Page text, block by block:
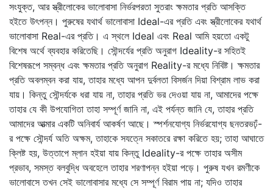
সংযুক্ত, আর স্ত্রীলোকের ভালোবাসা নির্ভরপরতা সুতরাং ক্ষমতার প্রতি আসক্তি
হইতে উৎপন্ন। পুরুষের যথার্থ ভালোবাসা Ideal-এর প্রতি এবং স্ত্রীলোকের যথার্থ
ভালোবাসা Real-এর প্রতি। এ স্থলে Ideal এবং Real আমি হয়তো একটু
বিশেষ অর্থে ব্যবহার করিতেছি। সৌন্দর্যের প্রতি অনুরাগ Ideality-র সহিতই
বিশেষরূপে সম্বন্ধ এবং ক্ষমতার প্রতি অনুরাগ Reality-র মধ্যে নিবিষ্ট। ক্ষমতার
প্রতি অবলম্বন করা যায়, তাহার মধ্যে আপন দুর্বলতা বিসর্জন দিয়া বিশ্রাম লাভ করা
যায়। কিন্তু সৌন্দর্যকে ধরা যায় না, তাহার প্রতি ভর দেওয়া যায় না, আমাদের পক্ষে
তাহার যে কী উপযোগিতা তাহা সম্পূর্ণ জানি না, এই পর্যন্ত জানি যে, তাহার প্রতি
আমাদের আত্মার একটি অনিবার্য আকর্ষণ আছে। স্পর্শনযোগ্য নির্ভরযোগ্য ছনতরভঢ়ঁ-
র পক্ষে সৌন্দর্য অতি অক্ষম, তাহাকে সযত্নে সকাতরে রক্ষা করিতে হয়; তাহা আঘাতে
ক্লিষ্ট হয়, উত্তাপে ম্লান হইয়া যায় কিন্তু Ideality-র পক্ষে তাহার অসীম
প্রভাব, সমস্ত বলবুদ্ধি অবহেলে তাহার শরণাপন্ন হইয়া পড়ে। পুরুষ যখন রমণীকে
ভালোবাসে তখন সেই ভালোবাসার মধ্যে সে সম্পূর্ণ বিরাম পায় না; যদিও তাহার